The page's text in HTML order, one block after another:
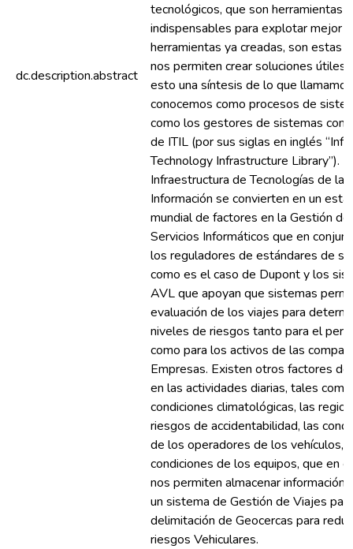
dc.description.abstract
tecnológicos, que son herramientas
indispensables para explotar mejor
herramientas ya creadas, son estas
nos permiten crear soluciones útiles,
esto una síntesis de lo que
conocemos como procesos de
como los gestores de sistemas
de ITIL (por sus siglas en inglés
Technology Infrastructure Library”).
Infraestructura de Tecnologías de la
Información se convierten en un
mundial de factores en la Gestión de
Servicios Informáticos que en
los reguladores de estándares de
como es el caso de Dupont y los
AVL que apoyan que sistemas
evaluación de los viajes para
niveles de riesgos tanto para el
como para los activos de las
Empresas. Existen otros factores
en las actividades diarias, tales
condiciones climatológicas, las
riesgos de accidentabilidad, las
de los operadores de los vehículos,
condiciones de los equipos, que en
nos permiten almacenar información
un sistema de Gestión de Viajes
delimitación de Geocercas para
riesgos Vehiculares.